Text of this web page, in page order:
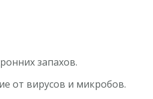
запахов.
от вирусов и микробов.